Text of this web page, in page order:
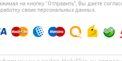
на кнопку “Отправить”, Вы даете
своих персональных данных.